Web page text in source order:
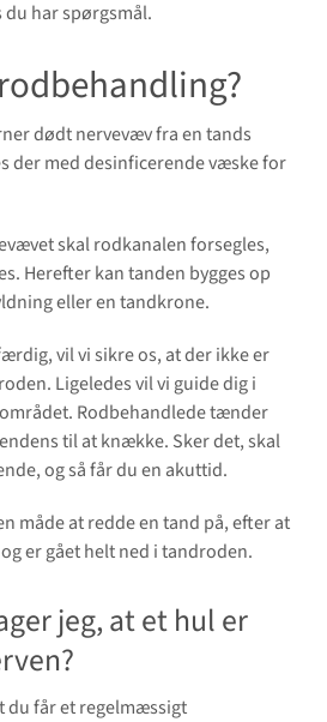
har spørgsmål.
dødt nervevæv fra en tands
der med desinficerende væske for
skal rodkanalen forsegles,
Herefter kan tanden bygges op
eller en tandkrone.
vil vi sikre os, at der ikke er
Ligeledes vil vi guide dig i
Rodbehandlede tænder
til at knække. Sker det, skal
og så får du en akuttid.
måde at redde en tand på, efter at
er gået helt ned i tandroden.
jeg, at et hul er
du får et regelmæssigt